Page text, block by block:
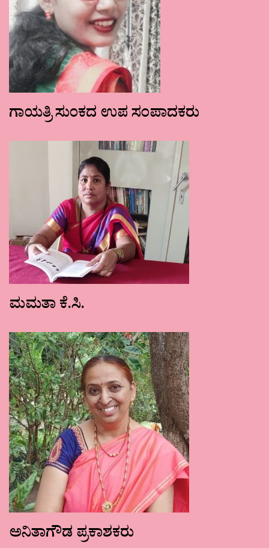
ಗಾಯತ್ರಿ ಸುಂಕದ ಉಪ ಸಂಪಾದಕರು
ಮಮತಾ ಕೆ.ಸಿ.
ಅನಿತಾಗೌಡ ಪ್ರಕಾಶಕರು